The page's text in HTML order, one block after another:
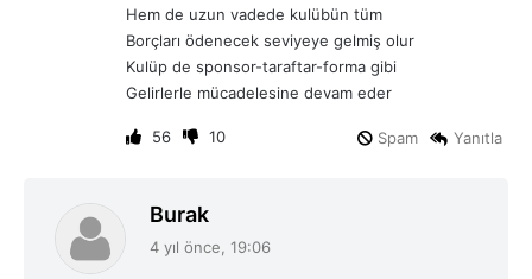
Hem de uzun vadede kulübün tüm
Borçları ödenecek seviyeye gelmiş olur
Kulüp de sponsor-taraftar-forma gibi
Gelirlerle mücadelesine devam eder
56 10 Yanıtla
Spam
Burak
4 yıl önce, 19:06